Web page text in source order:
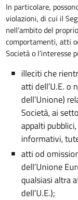
In particolare,
violazioni, di cui il
nell’ambito del
comportamenti, atti
Società o l’interesse
illeciti che
atti dell’U.E. o
dell’Unione)
Società, ai
appalti
informativi,
atti od
dell’Unione
qualsiasi altra
dell’U.E.);